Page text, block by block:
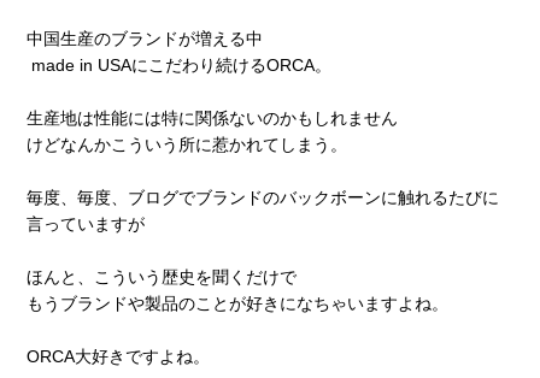
中国生産のブランドが増える中
made in USAにこだわり続けるORCA。
生産地は性能には特に関係ないのかもしれません
けどなんかこういう所に惹かれてしまう。
毎度、毎度、ブログでブランドのバックボーンに触れるたびに
言っていますが
ほんと、こういう歴史を聞くだけで
もうブランドや製品のことが好きになちゃいますよね。
ORCA大好きですよね。